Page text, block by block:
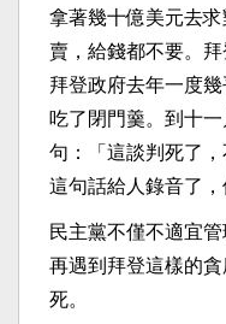
拿著幾十億美元去
賣，給錢都不要。拜
拜登政府去年一度
吃了閉門羹。到十
句：「這談判死了，
這句話給人錄音了，
民主黨不僅不適宜
再遇到拜登這樣的
死。